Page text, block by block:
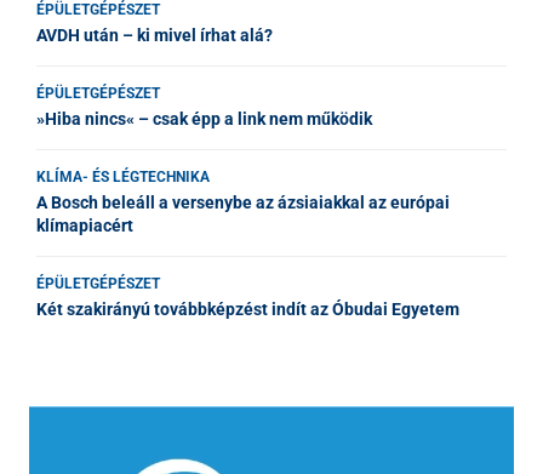
ÉPÜLETGÉPÉSZET
AVDH után – ki mivel írhat alá?
ÉPÜLETGÉPÉSZET
»Hiba nincs« – csak épp a link nem működik
KLÍMA- ÉS LÉGTECHNIKA
A Bosch beleáll a versenybe az ázsiaiakkal az európai
klímapiacért
ÉPÜLETGÉPÉSZET
Két szakirányú továbbképzést indít az Óbudai Egyetem